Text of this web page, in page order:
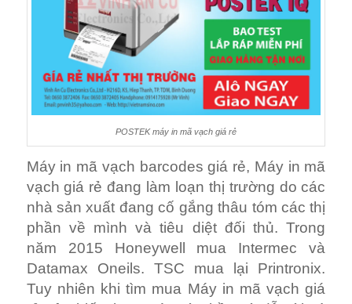
POSTEK máy in mã vạch giá rẻ
Máy in mã vạch barcodes giá rẻ, Máy in mã
vạch giá rẻ đang làm loạn thị trường do các
nhà sản xuất đang cố gắng thâu tóm các thị
phần về mình và tiêu diệt đối thủ. Trong
năm 2015 Honeywell mua Intermec và
Datamax Oneils. TSC mua lại Printronix.
Tuy nhiên khi tìm mua Máy in mã vạch giá